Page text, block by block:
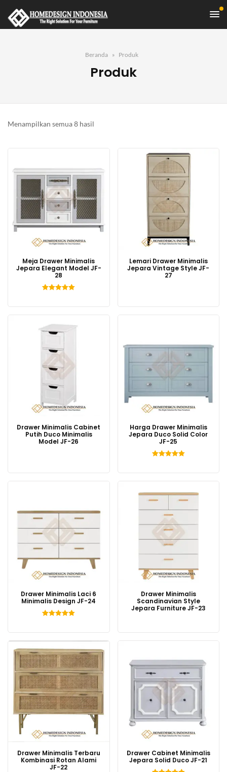
Beranda Produk
Produk
Menampilkan semua 8 hasil
yang
Meja Drawer Minimalis
Jepara Elegant Model JF-
28
dari 5
Lemari Drawer Minimalis
Jepara Vintage Style JF-
27
Drawer Minimalis Cabinet
Putih Duco Minimalis
Model JF-26
Harga Drawer Minimalis
Jepara Duco Solid Color
JF-25
dari 5
Drawer Minimalis Laci 6
Minimalis Design JF-24
dari 5
Drawer Minimalis
Scandinavian Style
Jepara Furniture JF-23
Drawer Minimalis Terbaru
Kombinasi Rotan Alami
JF-22
Drawer Cabinet Minimalis
Jepara Solid Duco JF-21